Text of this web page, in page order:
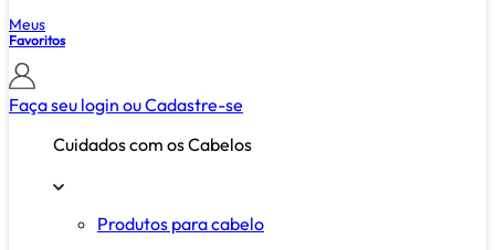
Meus
Favoritos
Faça seu login ouCadastre-se
Cuidados com os Cabelos
Produtos para cabelo